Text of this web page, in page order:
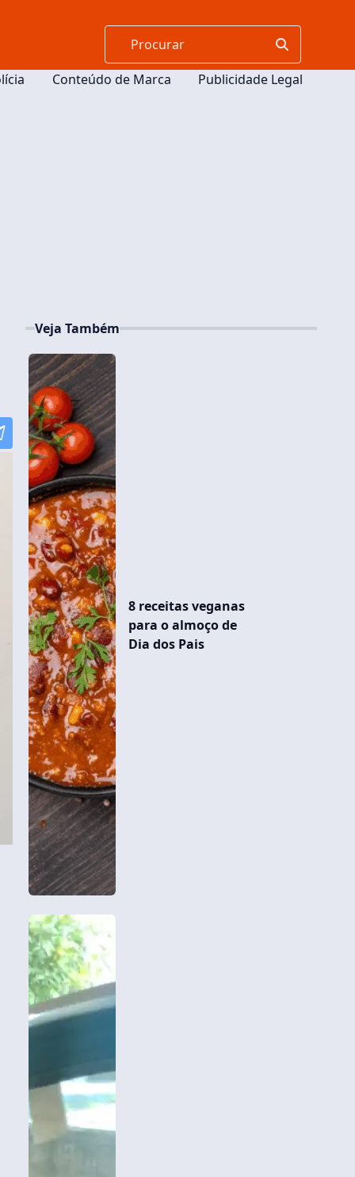
Conteúdo de Marca Publicidade Legal
Veja Também
8 receitas veganas
para o almoço de
Dia dos Pais